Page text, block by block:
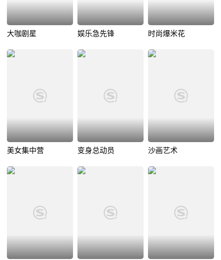
大咖剧星 娱乐急先锋 时尚爆米花
美女集中营 变身总动员 沙画艺术